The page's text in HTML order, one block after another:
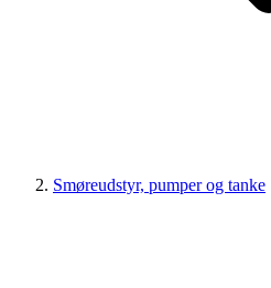
Smøreudstyr, pumper og tanke